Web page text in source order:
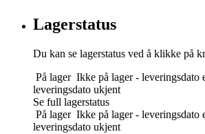
Lagerstatus
Du kan se lagerstatus ved å klikke på
På lager Ikke på lager - leveringsdato
leveringsdato ukjent
Se full lagerstatus
På lager Ikke på lager - leveringsdato
leveringsdato ukjent